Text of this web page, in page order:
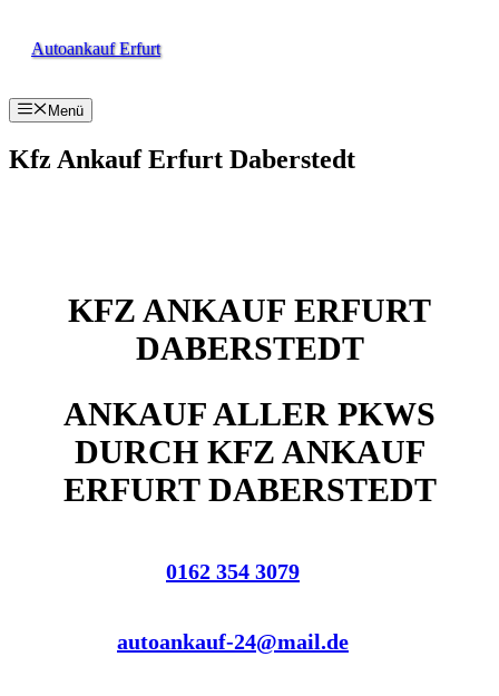
InhaltAutoankauf Erfurt
Menü
Kfz Ankauf Erfurt Daberstedt
KFZ ANKAUF ERFURT
DABERSTEDT
ANKAUF ALLER PKWS
DURCH KFZ ANKAUF
ERFURT DABERSTEDT
0162 354 3079
autoankauf-24@mail.de